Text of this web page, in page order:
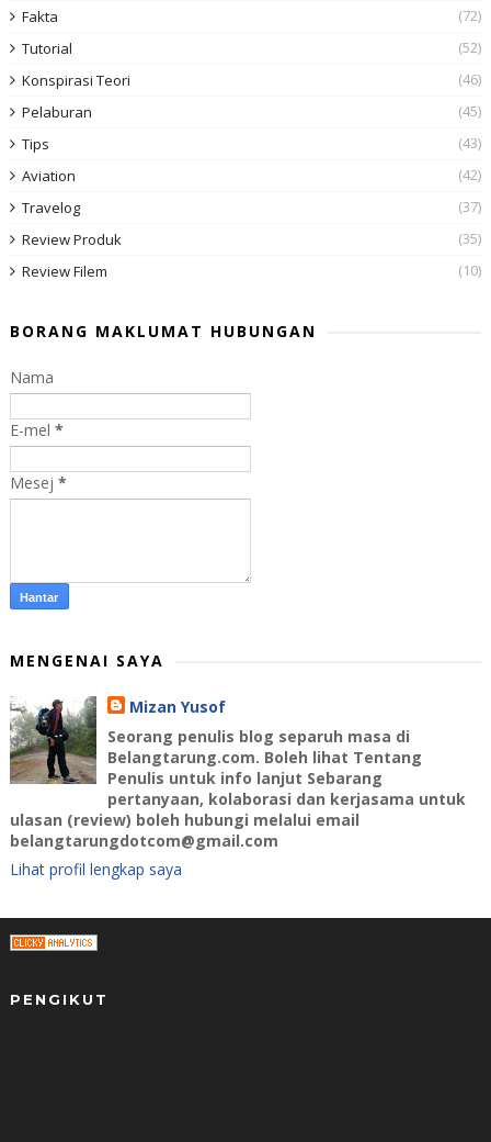
Fakta
(72)
Tutorial
(52)
Konspirasi Teori
(46)
Pelaburan
(45)
Tips
(43)
Aviation
(42)
Travelog
(37)
Review Produk
(35)
Review Filem
(10)
BORANG MAKLUMAT HUBUNGAN
Nama
E-mel *
Mesej *
MENGENAI SAYA
Mizan Yusof
Seorang penulis blog separuh masa di
Belangtarung.com. Boleh lihat Tentang
Penulis untuk info lanjut Sebarang
pertanyaan, kolaborasi dan kerjasama untuk
ulasan (review) boleh hubungi melalui email
belangtarungdotcom@gmail.com
Lihat profil lengkap saya
PENGIKUT